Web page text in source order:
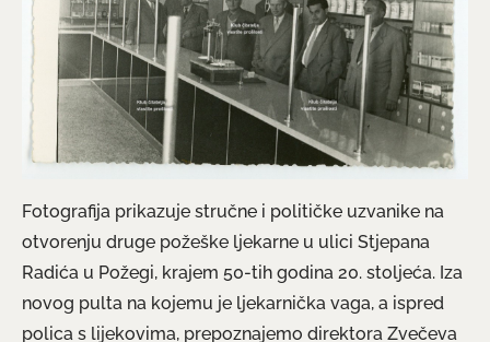
Fotografija prikazuje stručne i političke uzvanike na
otvorenju druge požeške ljekarne u ulici Stjepana
Radića u Požegi, krajem 50-tih godina 20. stoljeća. Iza
novog pulta na kojemu je ljekarnička vaga, a ispred
polica s lijekovima, prepoznajemo direktora Zvečeva